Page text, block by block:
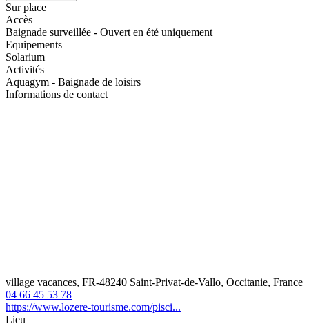
Sur place
Accès
Baignade surveillée - Ouvert en été uniquement
Equipements
Solarium
Activités
Aquagym - Baignade de loisirs
Informations de contact
village vacances, FR-48240 Saint-Privat-de-Vallo, Occitanie, France
04 66 45 53 78
https://www.lozere-tourisme.com/pisci...
Lieu